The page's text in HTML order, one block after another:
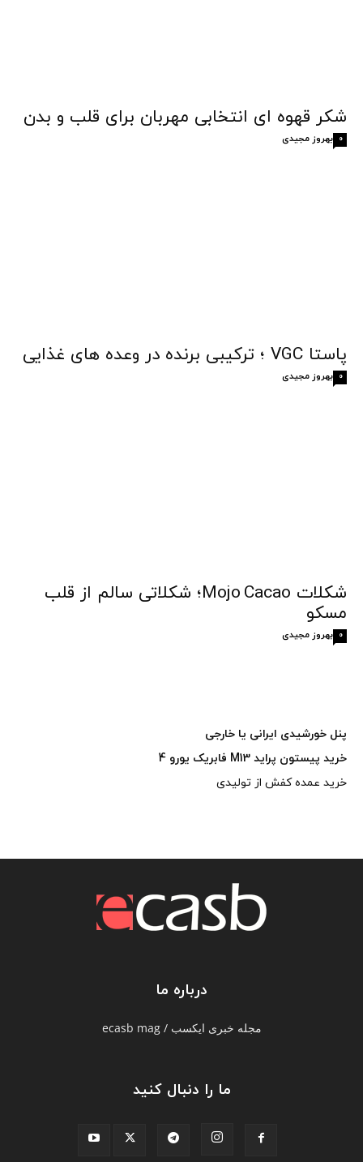
شکر قهوه‌ ای انتخابی مهربان برای قلب و بدن
بهروز مجیدی 0
پاستا VGC ؛ ترکیبی برنده در وعده های غذایی
بهروز مجیدی 0
شکلات Mojo Cacao؛ شکلاتی سالم از قلب
مسکو
بهروز مجیدی 0
پنل خورشیدی ایرانی یا خارجی
خرید پیستون پراید M13 فابریک یورو 4
خرید عمده کفش از تولیدی
درباره ما
مجله خبری ایکسب / ecasb mag
ما را دنبال کنید